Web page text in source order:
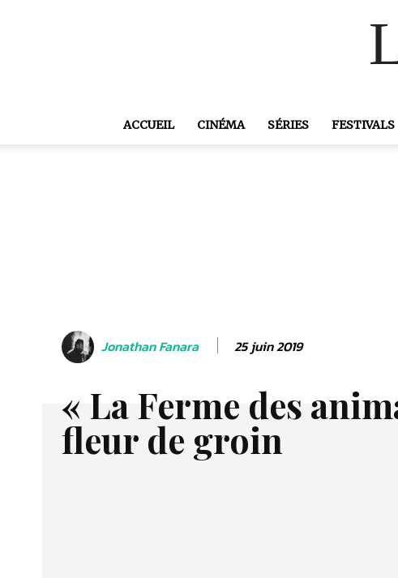
ACCUEIL CINÉMA SÉRIES FESTIVALS
Jonathan Fanara 25 juin 2019
« La Ferme des
fleur de groin